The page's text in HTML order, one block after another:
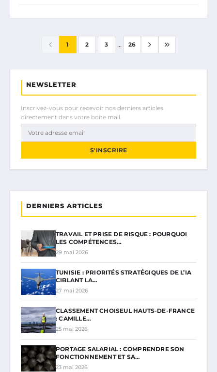
1 2 3 ... 26
NEWSLETTER
Inscrivez-vous pour recevoir nos derniers articles
directement dans votre boîte mail.
S'INSCRIRE
DERNIERS ARTICLES
TRAVAIL ET PRISE DE RISQUE : POURQUOI
LES COMPÉTENCES…
29 mai 2026
TUNISIE : PRIORITÉS STRATÉGIQUES DE L’IA
CIBLANT LA…
27 mai 2026
CLASSEMENT CHOISEUL HAUTS-DE-FRANCE
: CAMILLE…
25 mai 2026
PORTAGE SALARIAL : COMPRENDRE SON
FONCTIONNEMENT ET SA…
23 mai 2026